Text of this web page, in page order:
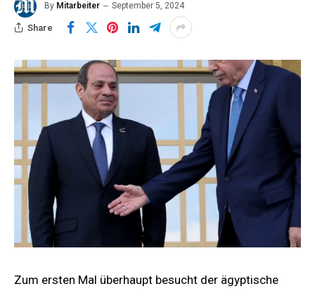
By Mitarbeiter September 5, 2024
Share
Zum ersten Mal überhaupt besucht der ägyptische